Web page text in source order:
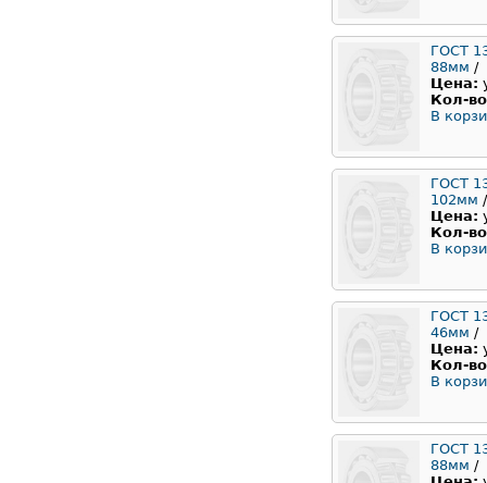
ГОСТ
88мм /
Цена:
Кол-
В
ГОСТ
102мм /
Цена:
Кол-
В
ГОСТ
46мм /
Цена:
Кол-
В
ГОСТ
88мм /